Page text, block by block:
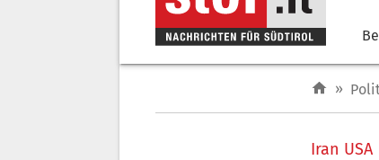
»
Iran USA